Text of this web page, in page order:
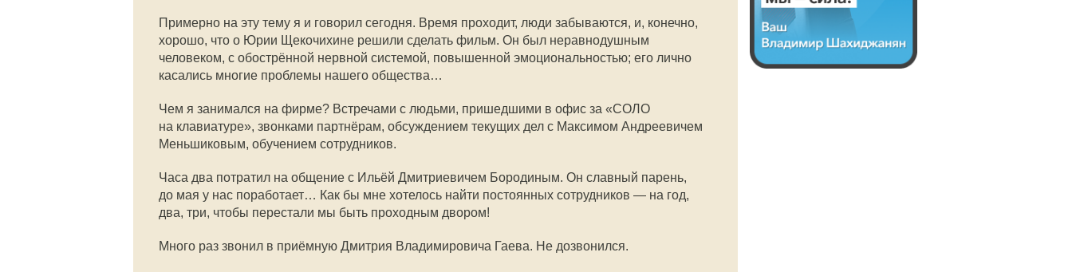
Примерно на эту тему я и говорил сегодня. Время проходит, люди забываются, и, конечно,
хорошо, что о Юрии Щекочихине решили сделать фильм. Он был неравнодушным
человеком, с обострённой нервной системой, повышенной эмоциональностью; его лично
касались многие проблемы нашего общества…
Чем я занимался на фирме? Встречами с людьми, пришедшими в офис за «СОЛО
на клавиатуре», звонками партнёрам, обсуждением текущих дел с Максимом Андреевичем
Меньшиковым, обучением сотрудников.
Часа два потратил на общение с Ильёй Дмитриевичем Бородиным. Он славный парень,
до мая у нас поработает… Как бы мне хотелось найти постоянных сотрудников — на год,
два, три, чтобы перестали мы быть проходным двором!
Много раз звонил в приёмную Дмитрия Владимировича Гаева. Не дозвонился.